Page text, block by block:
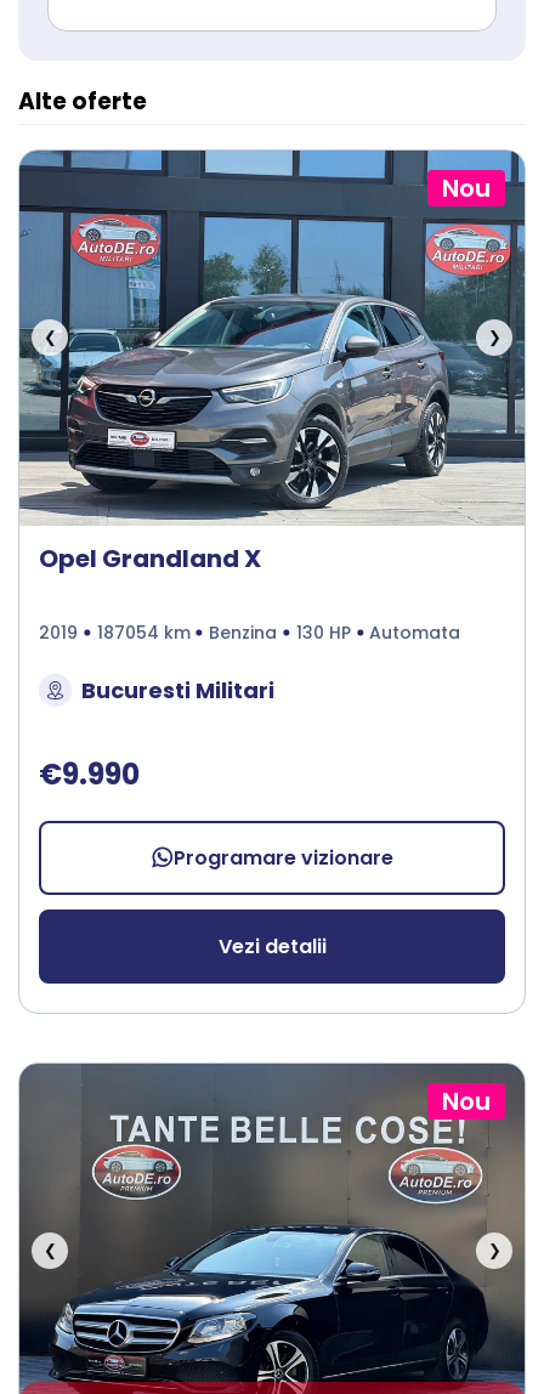
Alte oferte
Nou
❮ ❯
Opel Grandland X
2019 187054 km Benzina 130 HP Automata
Bucuresti Militari
€9.990
Programare vizionare
Vezi detalii
Nou
❮ ❯